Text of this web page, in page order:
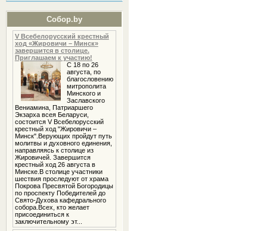
Собор.by
V Всебелорусский крестный
ход «Жировичи – Минск»
завершится в столице.
Приглашаем к участию!
С 18 по 26
августа, по
благословению
митрополита
Минского и
Заславского
Вениамина, Патриаршего
Экзарха всея Беларуси,
состоится V Всебелорусский
крестный ход "Жировичи –
Минск".Верующих пройдут путь
молитвы и духовного единения,
направляясь к столице из
Жировичей. Завершится
крестный ход 26 августа в
Минске.В столице участники
шествия проследуют от храма
Покрова Пресвятой Богородицы
по проспекту Победителей до
Свято-Духова кафедрального
собора.Всех, кто желает
присоединиться к
заключительному эт...